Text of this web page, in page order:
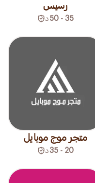
رسيس
35 - 50 د
متجر موج موبايل
20 - 35 د